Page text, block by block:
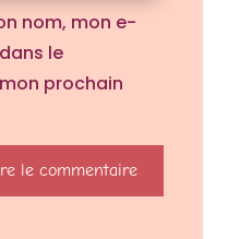
nom, mon e-
le
prochain
le commentaire